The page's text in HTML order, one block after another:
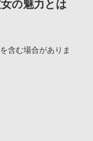
の魅力とは
含む場合がありま